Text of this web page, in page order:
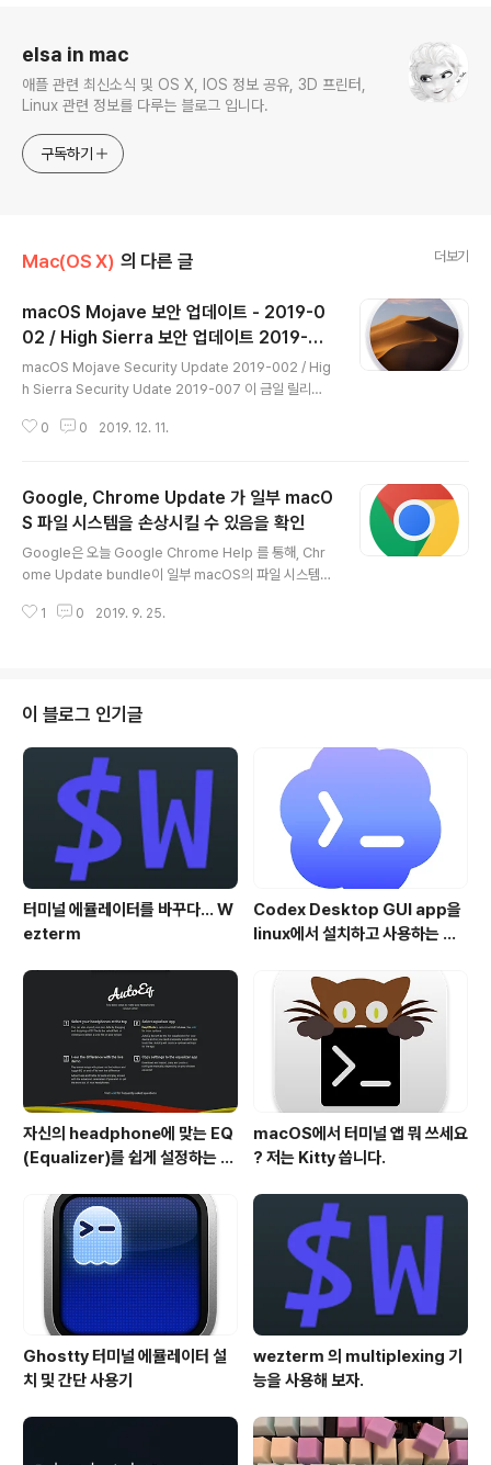
elsa in mac
애플 관련 최신소식 및 OS X, IOS 정보 공유, 3D 프린터,
Linux 관련 정보를 다루는 블로그 입니다.
구독하기
Mac(OS X) 의 다른 글 더보기
macOS Mojave 보안 업데이트 - 2019-0
02 / High Sierra 보안 업데이트 2019-00
7 릴리즈
macOS Mojave Security Update 2019-002 / Hig
h Sierra Security Udate 2019-007 이 금일 릴리즈
Udate 2019-002 (1.58GB) 다운로드 링크 - High Si
위의 두 업데이트는 공통적으로 T2 BridgeOS 17.16.12
551을 포함하고 있습니다. 해당 macOS 버전을 사용하시
는 분들은 참고 하시기 바랍니다.
0 0 2019. 12. 11.
Google, Chrome Update 가 일부 macO
S 파일 시스템을 손상시킬 수 있음을 확인
Google은 오늘 Google Chrome Help 를 통해, Chr
ome Update bundle이 일부 macOS의 파일 시스템을
렸습니다. 내용을 간략히 정리하면 다음과 같습니다. 우선,
undle이 문제를 일으킬 수 있는 조건은 macOS 10.9 이
상을 탑재한 mac에서 애플의 시스템 보안 기능인 SIP(Sy
stem Integrity Protection)을 비 활성화 시킨 경우 입
니다. 기본적으로 SIP는 활성화 되어 있기 때문에 대부분
의 사용자들은 이와 같은..
1 0 2019. 9. 25.
이 블로그 인기글
터미널 에뮬레이터를 바꾸다... W
ezterm
Codex Desktop GUI app을
linux에서 설치하고 사용하는 방
자신의 headphone에 맞는 EQ
(Equalizer)를 쉽게 설정하는 방
macOS에서 터미널 앱 뭐 쓰세요
? 저는 Kitty 씁니다.
Ghostty 터미널 에뮬레이터 설
치 및 간단 사용기
wezterm 의 multiplexing 기
능을 사용해 보자.